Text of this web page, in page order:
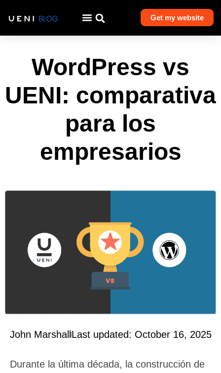
Get my website
WordPress vs
UENI: comparativa
para los
empresarios
John Marshall Last updated: October 16, 2025
Durante la última década, la construcción de